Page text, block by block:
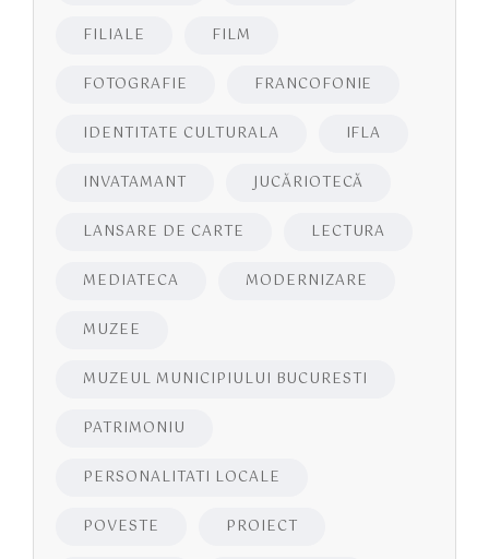
FILIALE FILM
FOTOGRAFIE FRANCOFONIE
IDENTITATE CULTURALA IFLA
INVATAMANT JUCĂRIOTECĂ
LANSARE DE CARTE LECTURA
MEDIATECA MODERNIZARE
MUZEE
MUZEUL MUNICIPIULUI BUCURESTI
PATRIMONIU
PERSONALITATI LOCALE
POVESTE PROIECT